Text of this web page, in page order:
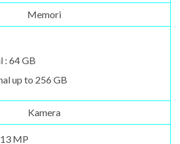
Memori
: 64 GB
up to 256 GB
Kamera
MP